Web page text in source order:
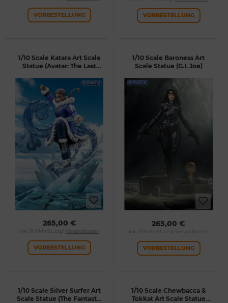
VORBESTELLUNG VORBESTELLUNG
1/10 Scale Katara Art Scale
Statue (Avatar: The Last
265,00 €
inkl. 19 % MwSt. zzgl. Versandkosten
VORBESTELLUNG
1/10 Scale Baroness Art
Scale Statue (G.I. Joe)
265,00 €
inkl. 19 % MwSt. zzgl. Versandkosten
VORBESTELLUNG
1/10 Scale Silver Surfer Art
Scale Statue (The Fantastic
1/10 Scale Chewbacca &
Tokkat Art Scale Statue